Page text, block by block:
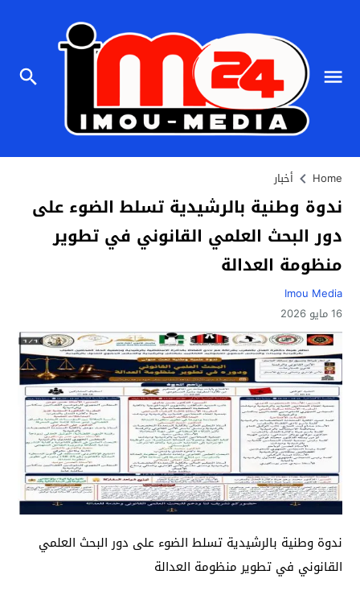
Home أخبار
ندوة وطنية بالرشيدية تسلط الضوء على
دور البحث العلمي القانوني في تطوير
منظومة العدالة
Imou Media
16 مايو 2026
ندوة وطنية بالرشيدية تسلط الضوء على دور البحث العلمي
القانوني في تطوير منظومة العدالة